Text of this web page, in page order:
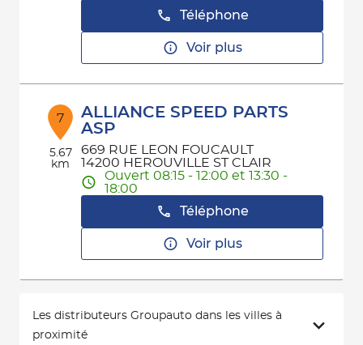
Téléphone
Voir plus
7
5.67
km
ALLIANCE SPEED PARTS
ASP
669 RUE LEON FOUCAULT
14200 HEROUVILLE ST CLAIR
Ouvert 08:15 - 12:00 et 13:30 -
18:00
Téléphone
Voir plus
Les distributeurs Groupauto dans les villes à
proximité